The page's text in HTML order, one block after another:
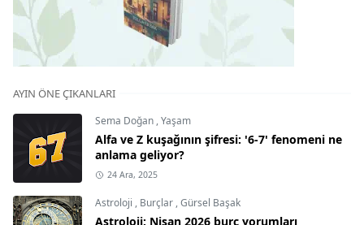
AYIN ÖNE ÇIKANLARI
Sema Doğan ,Yaşam
Alfa ve Z kuşağının şifresi: '6-7' fenomeni ne
anlama geliyor?
24 Ara, 2025
Astroloji , Burçlar ,Gürsel Başak
Astroloji: Nisan 2026 burç yorumları